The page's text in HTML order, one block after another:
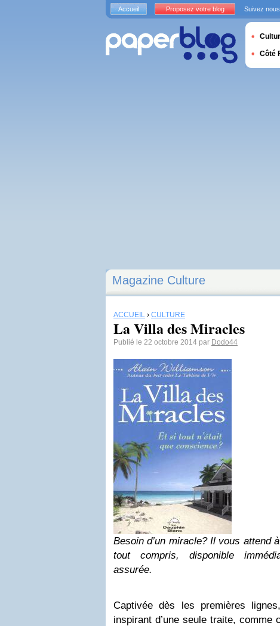
Magazine Culture
ACCUEIL › CULTURE
La Villa des Miracles
Publié le 22 octobre 2014 par Dodo44
Besoin d’un miracle? Il vous attend
tout compris, disponible
assurée.
Captivée dès les premières
inspirant d’une seule traite, comme
Accueil Proposez votre blog Suivez nous
Côté